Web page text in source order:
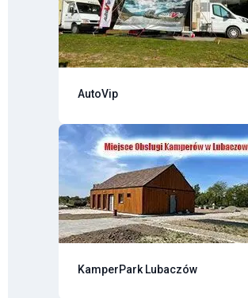
AutoVip
KamperPark Lubaczów